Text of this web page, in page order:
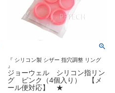
『 シリコン製 シザー 指穴調整 リング
』
ジョーウェル シリコン指リン
グ ピンク（4個入り） 【メ
ール便対応】 ★